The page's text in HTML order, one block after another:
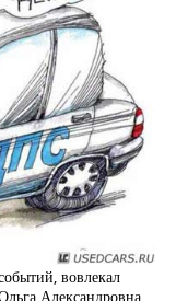
вовлекал
Александровна